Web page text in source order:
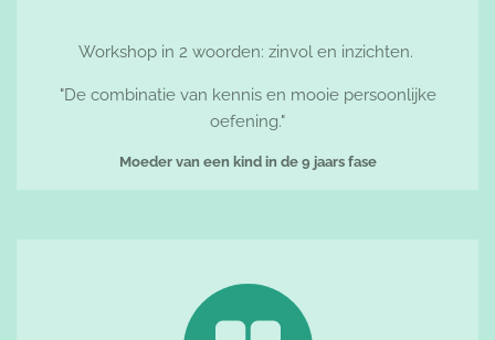
Workshop in 2 woorden: zinvol en inzichten.
"De combinatie van kennis en mooie persoonlijke
oefening."
Moeder van een kind in de 9 jaars fase